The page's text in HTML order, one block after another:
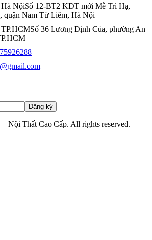
Hà NộiSố 12-BT2 KĐT mới Mễ Trì Hạ,
quận Nam Từ Liêm, Hà Nội
TP.HCMSố 36 Lương Định Của, phường An
Đăng ký
Nội Thất Cao Cấp. All rights reserved.